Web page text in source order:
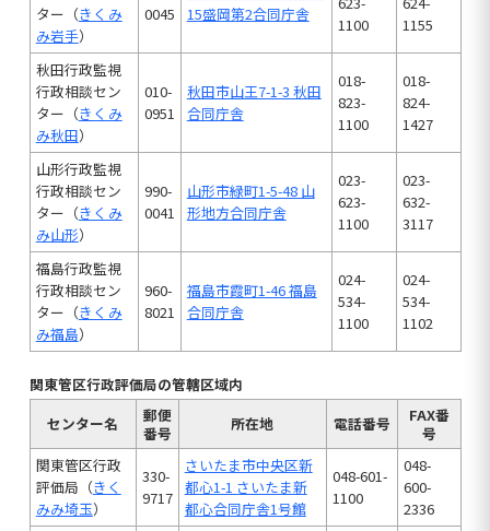
ター（きくみ
み岩手）
0045
15盛岡第2合同庁舎
1100
1155
秋田行政監視
行政相談セン
ター（きくみ
み秋田）
010-
0951
秋田市山王7-1-3 秋田
合同庁舎
018-
823-
1100
018-
824-
1427
山形行政監視
行政相談セン
ター（きくみ
み山形）
990-
0041
山形市緑町1-5-48 山
形地方合同庁舎
023-
623-
1100
023-
632-
3117
福島行政監視
行政相談セン
ター（きくみ
み福島）
960-
8021
福島市霞町1-46 福島
合同庁舎
024-
534-
1100
024-
534-
1102
関東管区行政評価局の管轄区域内
センター名
郵便
番号
所在地 電話番号
FAX番
号
関東管区行政
評価局（きく
みみ埼玉）
330-
9717
さいたま市中央区新
都心1-1 さいたま新
都心合同庁舎1号館
048-601-
1100
048-
600-
2336